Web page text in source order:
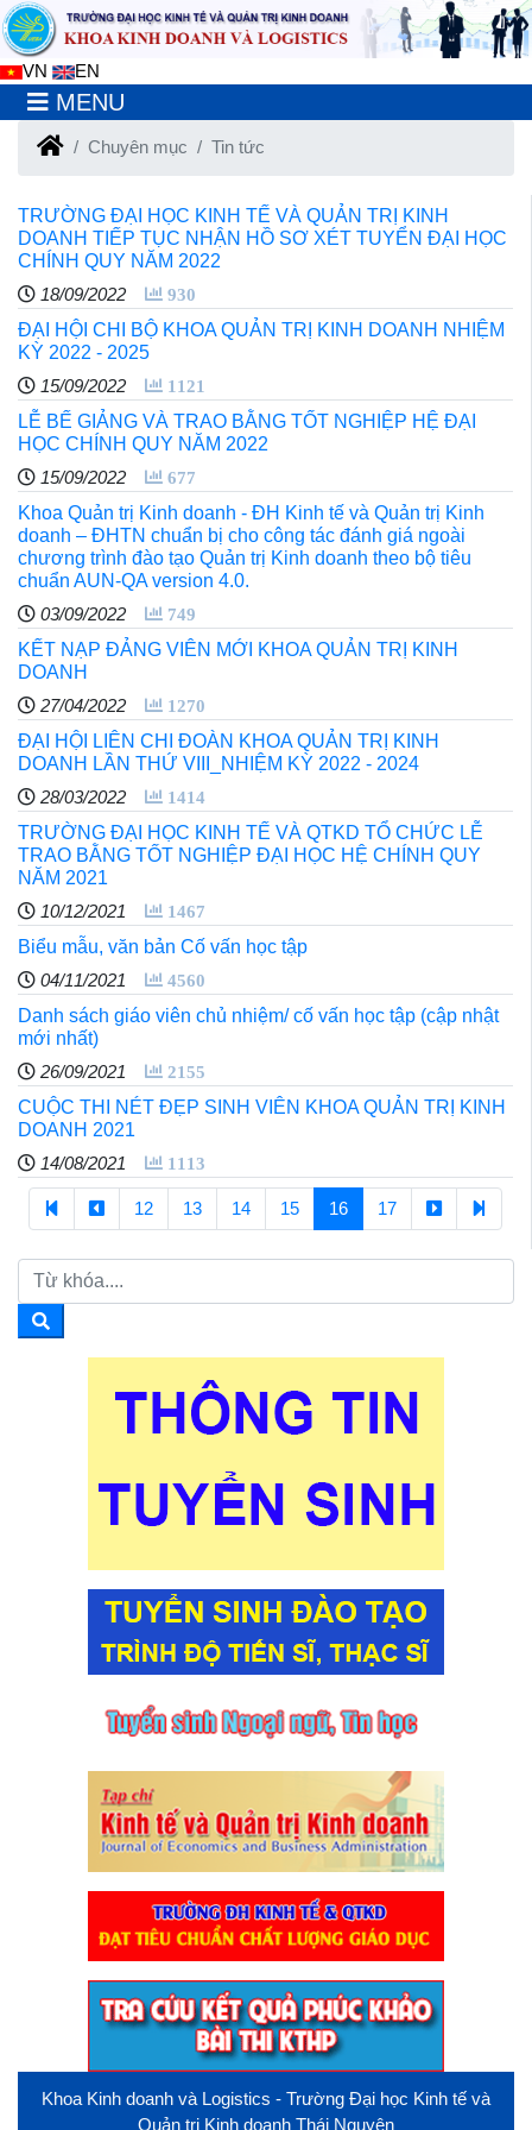
VN EN
MENU
Chuyên mục Tin tức
TRƯỜNG ĐẠI HỌC KINH TẾ VÀ QUẢN TRỊ KINH
DOANH TIẾP TỤC NHẬN HỒ SƠ XÉT TUYỂN ĐẠI HỌC
CHÍNH QUY NĂM 2022
18/09/2022
930
ĐẠI HỘI CHI BỘ KHOA QUẢN TRỊ KINH DOANH NHIỆM
KỲ 2022 - 2025
15/09/2022
1121
LỄ BẾ GIẢNG VÀ TRAO BẰNG TỐT NGHIỆP HỆ ĐẠI
HỌC CHÍNH QUY NĂM 2022
15/09/2022
677
Khoa Quản trị Kinh doanh - ĐH Kinh tế và Quản trị Kinh
doanh – ĐHTN chuẩn bị cho công tác đánh giá ngoài
chương trình đào tạo Quản trị Kinh doanh theo bộ tiêu
chuẩn AUN-QA version 4.0.
03/09/2022
749
KẾT NẠP ĐẢNG VIÊN MỚI KHOA QUẢN TRỊ KINH
DOANH
27/04/2022
1270
ĐẠI HỘI LIÊN CHI ĐOÀN KHOA QUẢN TRỊ KINH
DOANH LẦN THỨ VIII_NHIỆM KỲ 2022 - 2024
28/03/2022
1414
TRƯỜNG ĐẠI HỌC KINH TẾ VÀ QTKD TỔ CHỨC LỄ
TRAO BẰNG TỐT NGHIỆP ĐẠI HỌC HỆ CHÍNH QUY
NĂM 2021
10/12/2021
1467
Biểu mẫu, văn bản Cố vấn học tập
04/11/2021
4560
Danh sách giáo viên chủ nhiệm/ cố vấn học tập (cập nhật
mới nhất)
26/09/2021
2155
CUỘC THI NÉT ĐẸP SINH VIÊN KHOA QUẢN TRỊ KINH
DOANH 2021
14/08/2021
1113
12 13 14 15 16 17
Khoa Kinh doanh và Logistics - Trường Đại học Kinh tế và
Quản trị Kinh doanh Thái Nguyên